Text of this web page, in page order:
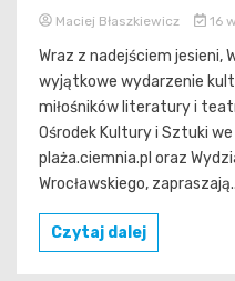
Maciej Błaszkiewicz 16
Wraz z nadejściem jesieni,
wyjątkowe wydarzenie
miłośników literatury i
Ośrodek Kultury i Sztuki we
plaża.ciemnia.pl oraz
Wrocławskiego,
Czytaj dalej